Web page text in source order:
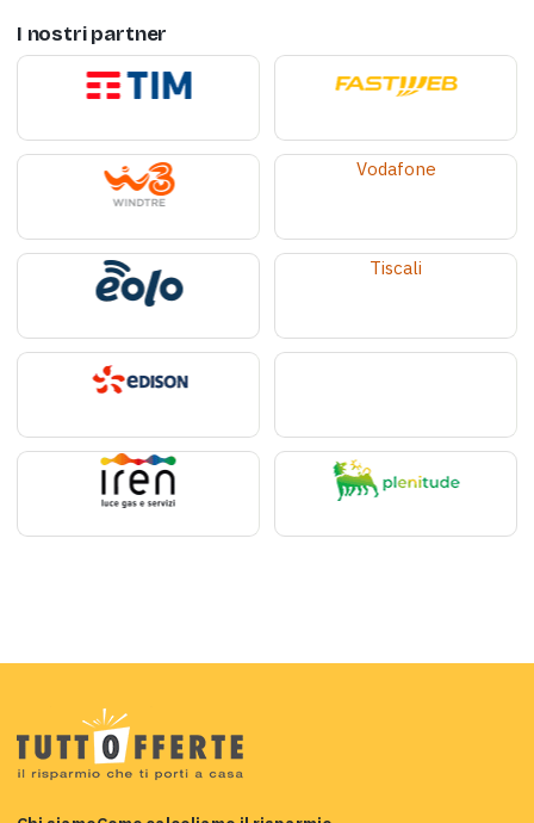
I nostri partner
Vodafone
Tiscali